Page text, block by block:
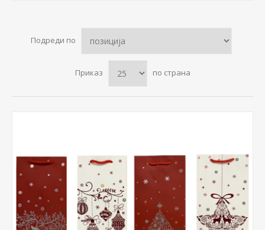
Подреди по
Приказ по страна